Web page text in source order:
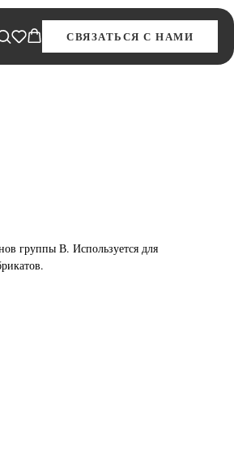
СВЯЗАТЬСЯ С НАМИ
группы В. Используется для